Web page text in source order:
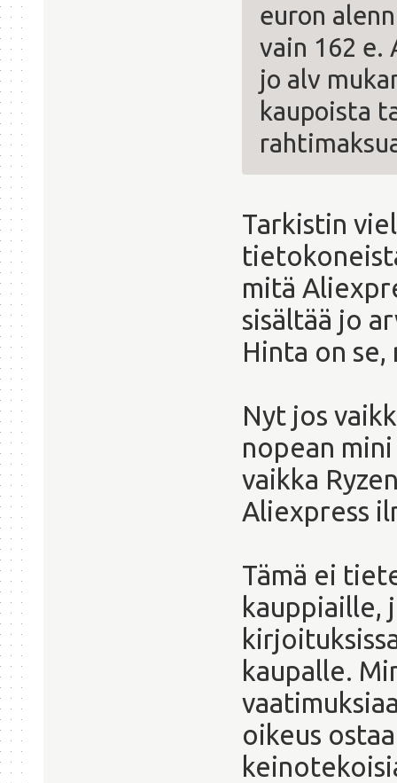
euron
vain 162 e.
jo alv
kaupoista
Tarkistin
mitä
sisältää jo
Hinta on se,
Nyt jos
nopean
vaikka
Aliexpress
Tämä ei
kauppiaille,
kaupalle.
oikeus